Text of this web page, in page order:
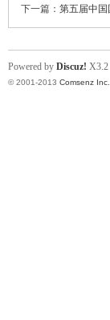
库
下一篇： 第五届中
Powered by Discuz! X3.2
© 2001-2013 Comsenz Inc.